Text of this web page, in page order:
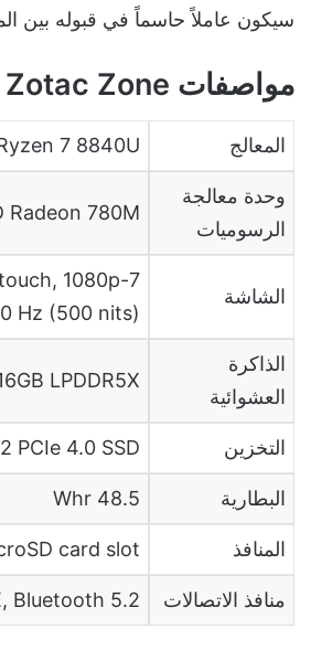
سيكون عاملاً حاسماً في قبوله بين
مواصفات Zotac Zone
المعالج 7 8840U
وحدة معالجة
الرسوميات
Radeon 780M
الشاشة
touch, 1080p
Hz (500 nits)
الذاكرة
العشوائية
LPDDR5X
التخزين PCIe 4.0 SSD
البطارية 48.5 Whr
المنافذ card slot
منافذ الاتصالات Bluetooth 5.2